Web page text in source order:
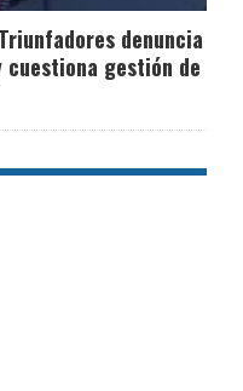
denuncia
gestión de